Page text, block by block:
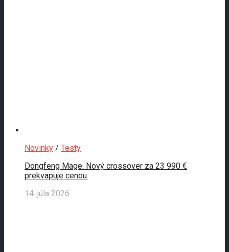
Novinky / Testy
Dongfeng Mage: Nový crossover za 23 990 €
prekvapuje cenou
14. júla 2026